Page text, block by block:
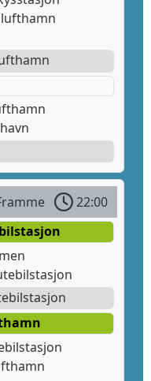
22:00